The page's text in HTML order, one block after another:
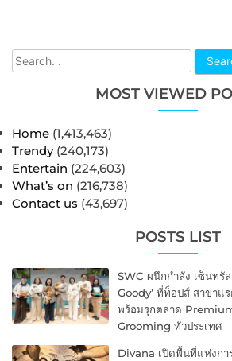
MOST VIEWED
Home (1,413,463)
Trendy (240,173)
Entertain (224,603)
What’s on (216,738)
Contact us (43,697)
POSTS LIST
SWC ผนึกกำลัง เซ็นทรั
Goody’ ที่ท็อปส์ สาขาแ
พร้อมรุกตลาด
Grooming ทั่วประเทศ
Divana เปิดพื้นที่แห่งกา